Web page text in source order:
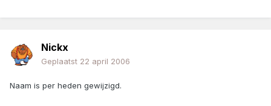
Nickx
Geplaatst 22 april 2006
Naam is per heden gewijzigd.